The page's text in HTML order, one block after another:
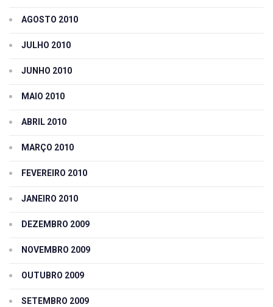
AGOSTO 2010
JULHO 2010
JUNHO 2010
MAIO 2010
ABRIL 2010
MARÇO 2010
FEVEREIRO 2010
JANEIRO 2010
DEZEMBRO 2009
NOVEMBRO 2009
OUTUBRO 2009
SETEMBRO 2009